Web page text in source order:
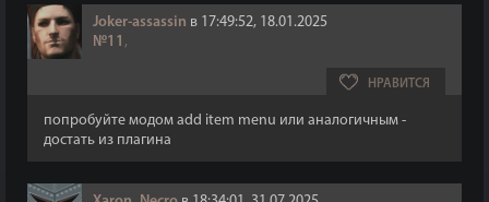
Joker-assassin в 17:49:52, 18.01.2025
№11 ,
НРАВИТСЯ
попробуйте модом add item menu или аналогичным -
достать из плагина